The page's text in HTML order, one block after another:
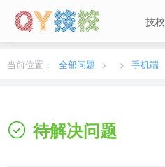
技校
当前城市： 广东 切换地区
当前位置： 全部问题 手机端
待解决问题